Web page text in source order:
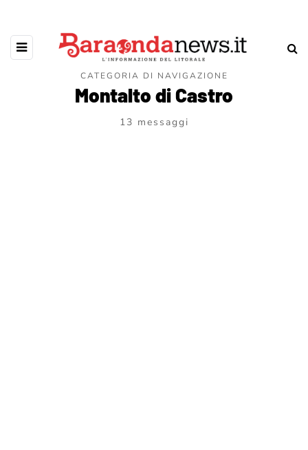
CATEGORIA DI NAVIGAZIONE
Montalto di Castro
13 messaggi